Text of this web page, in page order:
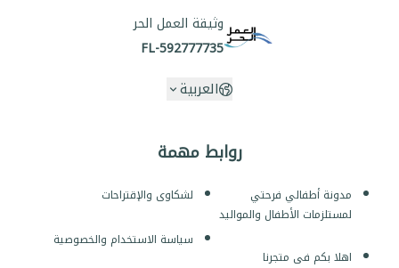
روابط مهمة
مدونة أطفالي فرحتي
لمستلزمات الأطفال والمواليد
اهلا بكم فى متجرنا
لشكاوى والإقتراحات
سياسة الاستخدام والخصوصية
وثيقة العمل الحر
FL-592777735
العربية